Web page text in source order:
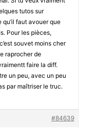
tutos sur
qu’il faut avouer que
Pour les pièces,
souvet moins cher
raprocher de
faire la diff.
un peu, avec un peu
par maîtriser le truc.
#84639